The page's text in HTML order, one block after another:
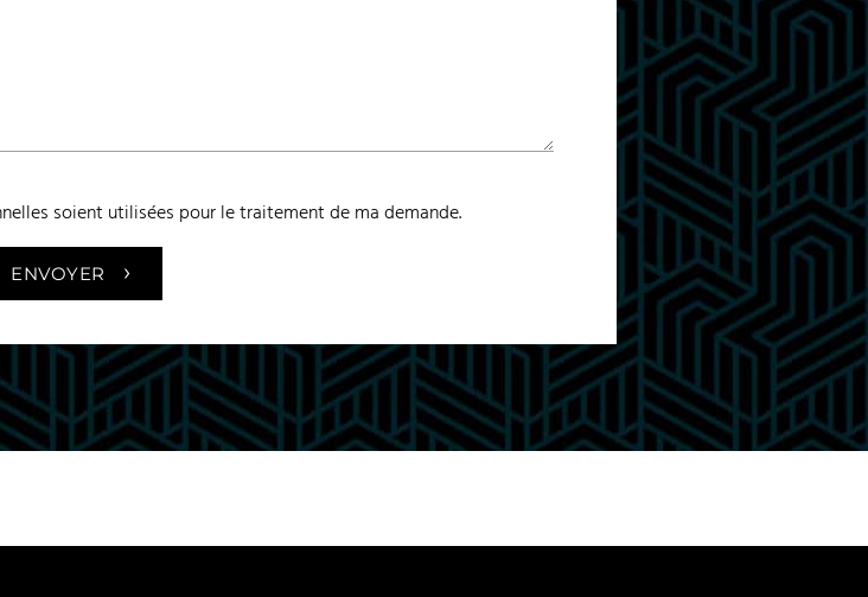
soient utilisées pour le traitement de ma demande.
ENVOYER ›